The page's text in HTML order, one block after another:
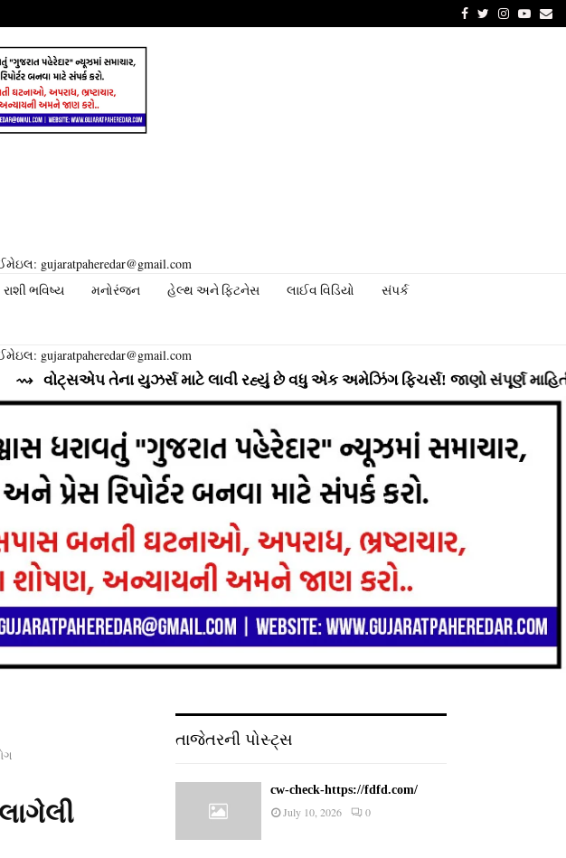
FacebookTwitter
Instagram
gujaratpaheredar@gmail.com
રાશી ભવિષ્ય મનોરંજન હેલ્થ અને ફિટનેસ લાઈવ વિડિયો સંપર્ક
gujaratpaheredar@gmail.com
તેના યુઝર્સ માટે લાવી રહ્યું છે વધુ એક અમેઝિંગ ફિચર્સ! જાણો સંપૂર્ણ માહિતી ⇝
તાજેતરની પોસ્ટ્સ
cw-check-https://fdfd.com/
July 10, 2026 0